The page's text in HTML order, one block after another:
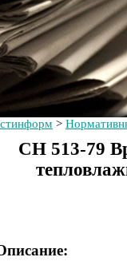
>
СН 513-79